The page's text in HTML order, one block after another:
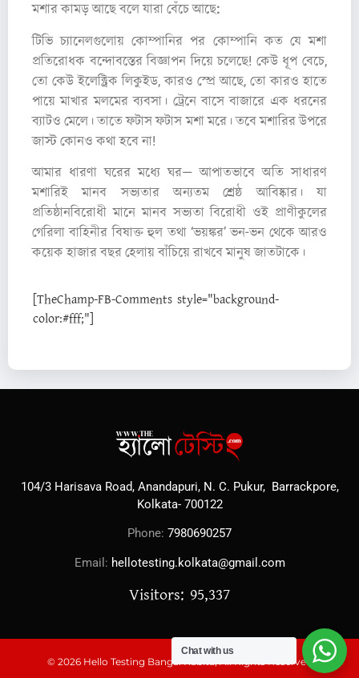
মশার কামড় আছে বলে যারা বেঁচে আছে:
টিভি চ্যানেলগুলোয় কোম্পানির পর কোম্পানি কত যে মশা
প্রতিরোধক বন্দোবস্তের বিজ্ঞাপন দিয়ে চলেছে! কেউ ধূপ বেচে,
তো কেউ ইলেক্ট্রিক লিকুইড, কারও স্প্রে আছে, তো কারও হাতে
পায়ে মাখার মলমের ব্যবসা। ট্রেনে বাসে বাজারে এক ধরনের
ব্যাটও মেলে। তাতে ফটাস ফটাস মশা মরে। তবে মশারির উপরে
জাস্ট কোনও কথা হবে না!
আমার ধারণা ঘরের মধ্যে ঘর— আপাতভাবে অতি সাধারণ
মশারিই মানব সভ্যতার অন্যতম শ্রেষ্ঠ আবিষ্কার। যা
প্রতিষ্ঠানবিরোধী মানে মানব সভ্যতা বিরোধী ওই প্রাণীকুলের
গেরিলা বাহিনীর বিষাক্ত হুল তথা ‘ভয়ঙ্কর’ ভন-ভন থেকে আরও
কয়েক হাজার বছর হেলায় বাঁচিয়ে রাখবে মানুষ জাতটাকে।
[TheChamp-FB-Comments style="background-
color:#fff;"]
104/3 Harisava Road, Anandapuri, N. C. Pukur, Barrackpore,
Kolkata- 700122
Phone: 7980690257
Email: hellotesting.kolkata@gmail.com
Visitors: 95,337
© 2026 Hello Testing Bangal Kabita, All Rights Reserved
Chat with us